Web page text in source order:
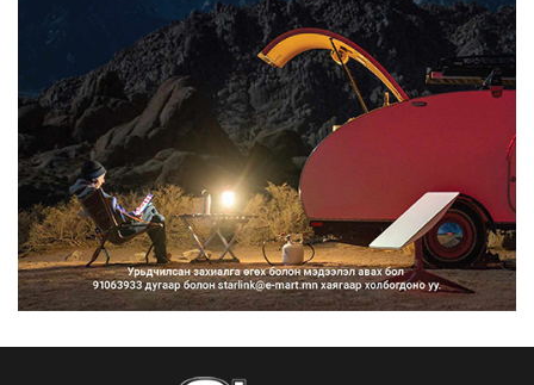
сурталчилгааны дууд...
2026/08/07
Нийтийн тээврийн Ч:19А чиглэлийн
замналд түр хугац...
2026/08/07